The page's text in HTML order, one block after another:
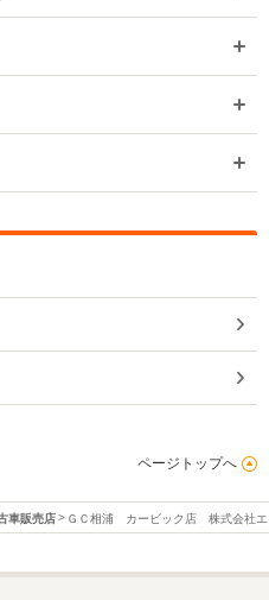
ページトップへ
車販売店 ＧＣ相浦 カービック店 株式会社エ